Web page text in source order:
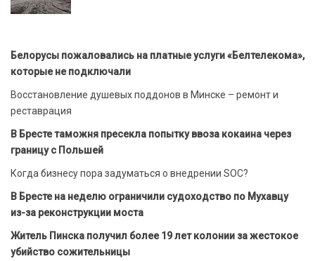
Белорусы пожаловались на платные услуги «Белтелекома»,
которые не подключали
Восстановление душевых поддонов в Минске – ремонт и
реставрация
В Бресте таможня пресекла попытку ввоза кокаина через
границу с Польшей
Когда бизнесу пора задуматься о внедрении SOC?
В Бресте на неделю ограничили судоходство по Мухавцу
из-за реконструкции моста
Житель Пинска получил более 19 лет колонии за жестокое
убийство сожительницы